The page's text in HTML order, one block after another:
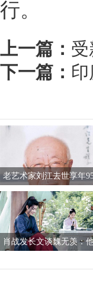
行。
上一篇： 受
下一篇：
老艺术家刘江去世享年
岁 曾饰演过胡汉三
肖战发长文谈魏无羡：